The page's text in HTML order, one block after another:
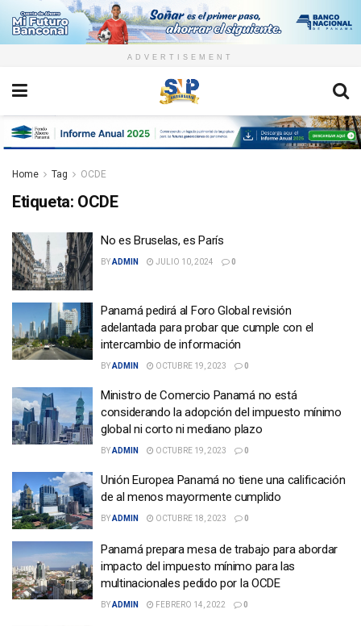
ADVERTISEMENT
Home Tag OCDE
Etiqueta: OCDE
No es Bruselas, es París
BYADMIN JULIO 10, 2024 0
Panamá pedirá al Foro Global revisión
adelantada para probar que cumple con el
intercambio de información
BYADMIN OCTUBRE 19, 2023 0
Ministro de Comercio Panamá no está
considerando la adopción del impuesto mínimo
global ni corto ni mediano plazo
BYADMIN OCTUBRE 19, 2023 0
Unión Europea Panamá no tiene una calificación
de al menos mayormente cumplido
BYADMIN OCTUBRE 18, 2023 0
Panamá prepara mesa de trabajo para abordar
impacto del impuesto mínimo para las
multinacionales pedido por la OCDE
BYADMIN FEBRERO 14, 2022 0